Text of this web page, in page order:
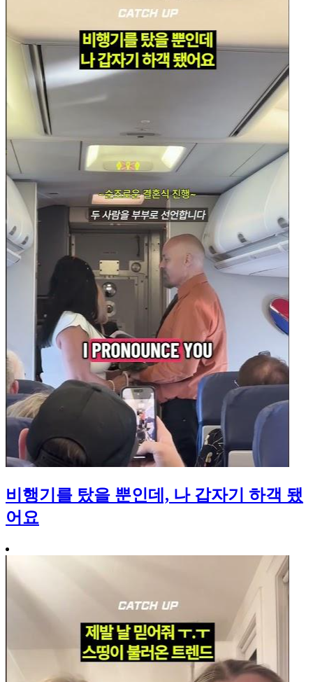
비행기를 탔을 뿐인데, 나 갑자기 하객 됐
어요